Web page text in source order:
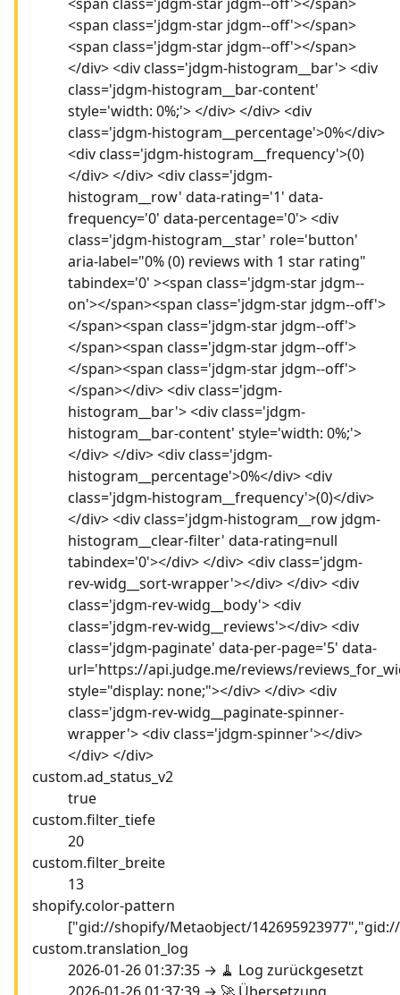
<span class='jdgm-star jdgm--off'></span>
<span class='jdgm-star jdgm--off'></span>
</div> <div class='jdgm-histogram__bar'> <div
class='jdgm-histogram__bar-content'
style='width: 0%;'> </div> </div> <div
class='jdgm-histogram__percentage'>0%</div>
<div class='jdgm-histogram__frequency'>(0)
</div> </div> <div class='jdgm-
histogram__row' data-rating='1' data-
frequency='0' data-percentage='0'> <div
class='jdgm-histogram__star' role='button'
aria-label="0% (0) reviews with 1 star rating"
tabindex='0' ><span class='jdgm-star jdgm--
on'></span><span class='jdgm-star jdgm--off'>
</span><span class='jdgm-star jdgm--off'>
</span><span class='jdgm-star jdgm--off'>
</span><span class='jdgm-star jdgm--off'>
</span></div> <div class='jdgm-
histogram__bar'> <div class='jdgm-
histogram__bar-content' style='width: 0%;'>
</div> </div> <div class='jdgm-
histogram__percentage'>0%</div> <div
class='jdgm-histogram__frequency'>(0)</div>
</div> <div class='jdgm-histogram__row jdgm-
histogram__clear-filter' data-rating=null
tabindex='0'></div> </div> <div class='jdgm-
rev-widg__sort-wrapper'></div> </div> <div
class='jdgm-rev-widg__body'> <div
class='jdgm-rev-widg__reviews'></div> <div
class='jdgm-paginate' data-per-page='5' data-
url='https://api.judge.me/reviews/
style="display: none;"></div> </div> <div
class='jdgm-rev-widg__paginate-spinner-
wrapper'> <div class='jdgm-spinner'></div>
</div> </div>
custom.ad_status_v2
true
custom.filter_tiefe
20
custom.filter_breite
13
shopify.color-pattern
["gid://shopify/Metaobject/
custom.translation_log
2026-01-26 01:37:35 → 🧹 Log zurückgesetzt